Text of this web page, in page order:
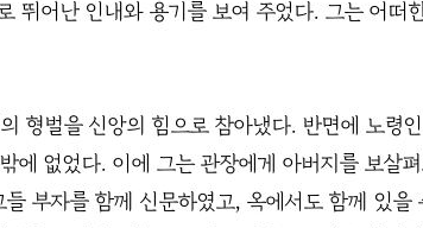
뛰어난 인내와 용기를 보여 주었다. 그는 어떠
형벌을 신앙의 힘으로 참아냈다. 반면에 노령
에 없었다. 이에 그는 관장에게 아버지를 보살
부자를 함께 신문하였고, 옥에서도 함께 있을